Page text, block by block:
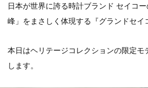
日本が世界に誇る時計ブランド セイコ
峰」をまさしく体現する『グランドセイ
本日はヘリテージコレクションの限定モ
します。